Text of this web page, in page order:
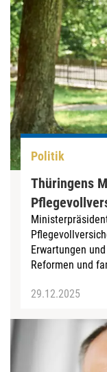
Politik
Thüringens
Erwartungen
Reformen und
29.12.2025